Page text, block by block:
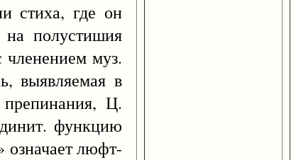
стиха, где он
на полустишия
членением муз.
выявляемая в
Ц.
функцию
означает люфт-